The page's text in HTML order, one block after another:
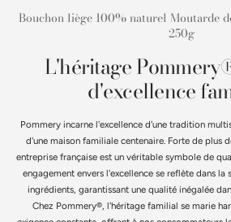
Bouchon liège 100% naturel Moutarde
250g
L'héritage
d'excellence
Pommery incarne l'excellence d'une tradition
d'une maison familiale centenaire. Forte de plus
entreprise française est un véritable symbole de
engagement envers l'excellence se reflète dans la
ingrédients, garantissant une qualité inégalée
Chez Pommery®, l'héritage familial se marie